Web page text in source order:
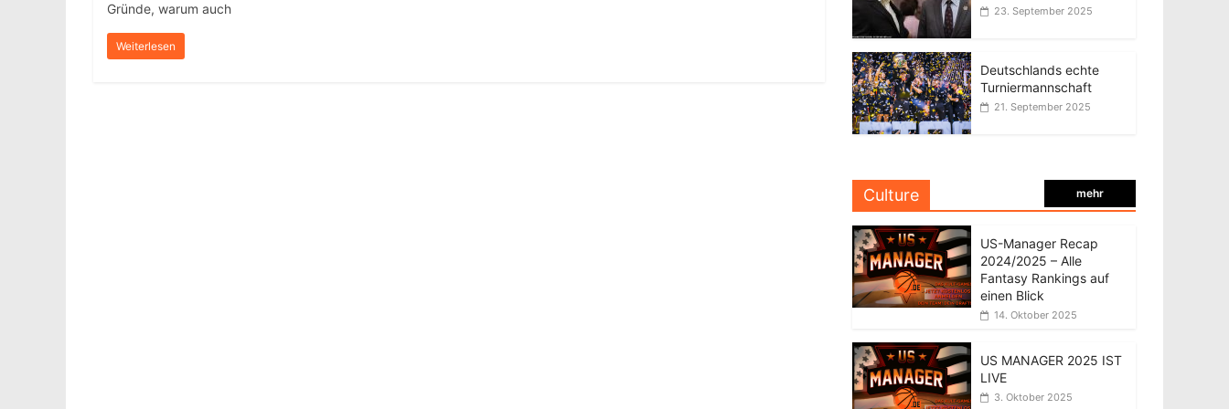
Gründe, warum auch
Weiterlesen
23. September 2025
Deutschlands echte
Turniermannschaft
21. September 2025
Culture mehr
US-Manager Recap
2024/2025 – Alle
Fantasy Rankings auf
einen Blick
14. Oktober 2025
US MANAGER 2025 IST
LIVE
3. Oktober 2025